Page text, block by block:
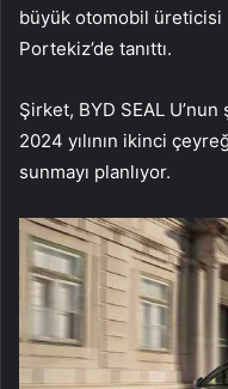
büyük otomobil üreticisi
Portekiz’de tanıttı.
Şirket, BYD SEAL
2024 yılının ikinci
sunmayı planlıyor.